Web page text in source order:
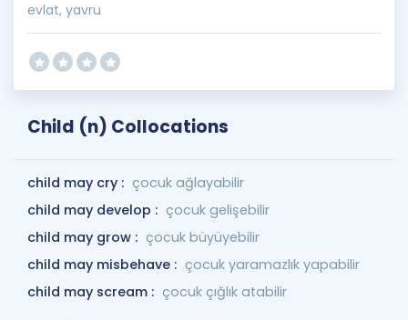
İngilizce Gramer
evlat, yavru
Child (n) Collocations
child may cry : çocuk ağlayabilir
child may develop : çocuk gelişebilir
child may grow : çocuk büyüyebilir
child may misbehave : çocuk yaramazlık yapabilir
child may scream : çocuk çığlık atabilir